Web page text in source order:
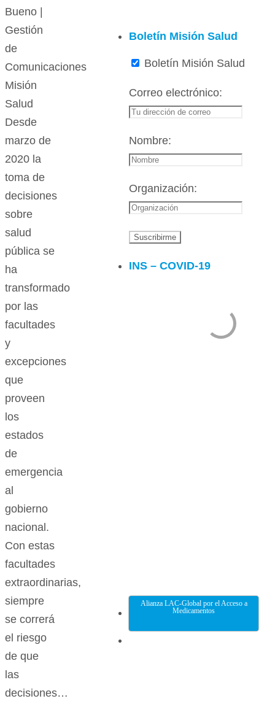
Bueno |
Gestión
de
Comunicaciones
Misión
Salud
Desde
marzo de
2020 la
toma de
decisiones
sobre
salud
pública se
ha
transformado
por las
facultades
y
excepciones
que
proveen
los
estados
de
emergencia
al
gobierno
nacional.
Con estas
facultades
extraordinarias,
siempre
se correrá
el riesgo
de que
las
decisiones…
Boletín Misión Salud
Boletín Misión Salud
Correo electrónico:
Nombre:
Organización:
INS – COVID-19
Alianza LAC-Global por el Acceso a
Medicamentos